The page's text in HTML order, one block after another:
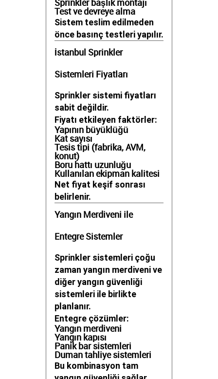
Sprinkler başlık montajı
Test ve devreye alma
Sistem teslim edilmeden
önce basınç testleri yapılır.
İstanbul Sprinkler
Sistemleri Fiyatları
Sprinkler sistemi fiyatları
sabit değildir.
Fiyatı etkileyen faktörler:
Yapının büyüklüğü
Kat sayısı
Tesis tipi (fabrika, AVM,
konut)
Boru hattı uzunluğu
Kullanılan ekipman kalitesi
Net fiyat keşif sonrası
belirlenir.
Yangın Merdiveni ile
Entegre Sistemler
Sprinkler sistemleri çoğu
zaman yangın merdiveni ve
diğer yangın güvenliği
sistemleri ile birlikte
planlanır.
Entegre çözümler:
Yangın merdiveni
Yangın kapısı
Panik bar sistemleri
Duman tahliye sistemleri
Bu kombinasyon tam